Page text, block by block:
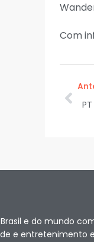
Com
e do mundo
e entretenimento